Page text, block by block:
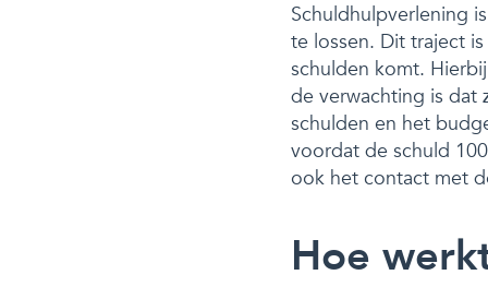
Schuldhulpverlening
te lossen. Dit traject
schulden komt.
de verwachting is dat
schulden en het
voordat de schuld
ook het contact met
Hoe